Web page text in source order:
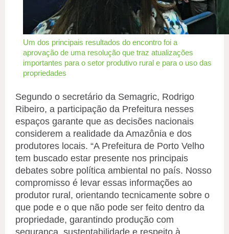
Um dos principais resultados do encontro foi a
aprovação de uma resolução que traz atualizações
importantes para o setor produtivo rural e para o uso das
propriedades
Segundo o secretário da Semagric, Rodrigo
Ribeiro, a participação da Prefeitura nesses
espaços garante que as decisões nacionais
considerem a realidade da Amazônia e dos
produtores locais. “A Prefeitura de Porto Velho
tem buscado estar presente nos principais
debates sobre política ambiental no país. Nosso
compromisso é levar essas informações ao
produtor rural, orientando tecnicamente sobre o
que pode e o que não pode ser feito dentro da
propriedade, garantindo produção com
segurança, sustentabilidade e respeito à